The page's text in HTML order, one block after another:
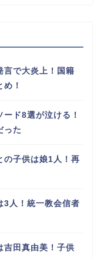
言で大炎上！国籍
！
ド8選が泣ける！
った
の子供は娘1人！再
3人！統一教会信者
吉田真由美！子供